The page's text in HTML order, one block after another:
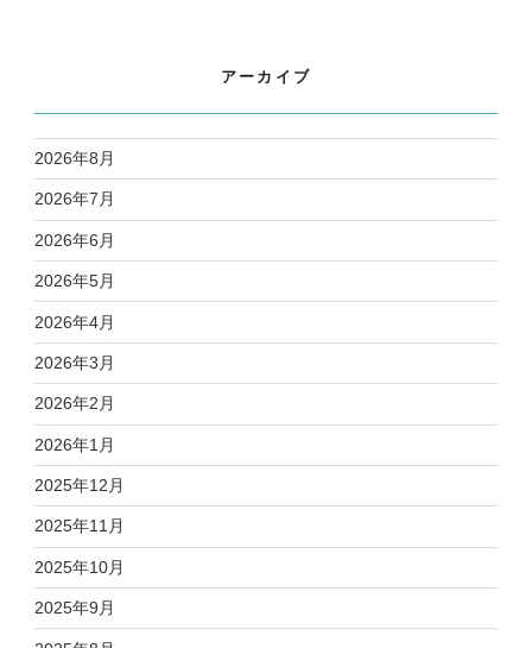
アーカイブ
2026年8月
2026年7月
2026年6月
2026年5月
2026年4月
2026年3月
2026年2月
2026年1月
2025年12月
2025年11月
2025年10月
2025年9月